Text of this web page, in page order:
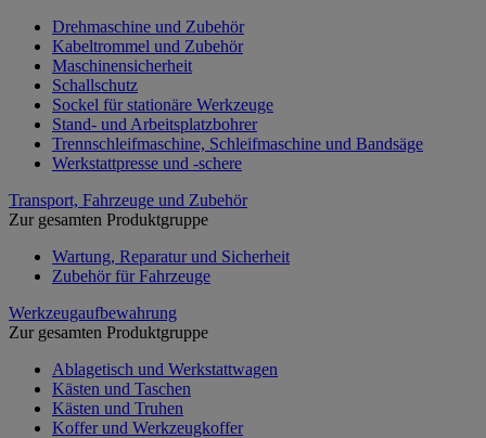
Drehmaschine und Zubehör
Kabeltrommel und Zubehör
Maschinensicherheit
Schallschutz
Sockel für stationäre Werkzeuge
Stand- und Arbeitsplatzbohrer
Trennschleifmaschine, Schleifmaschine und Bandsäge
Werkstattpresse und -schere
Transport, Fahrzeuge und Zubehör
Zur gesamten Produktgruppe
Wartung, Reparatur und Sicherheit
Zubehör für Fahrzeuge
Werkzeugaufbewahrung
Zur gesamten Produktgruppe
Ablagetisch und Werkstattwagen
Kästen und Taschen
Kästen und Truhen
Koffer und Werkzeugkoffer